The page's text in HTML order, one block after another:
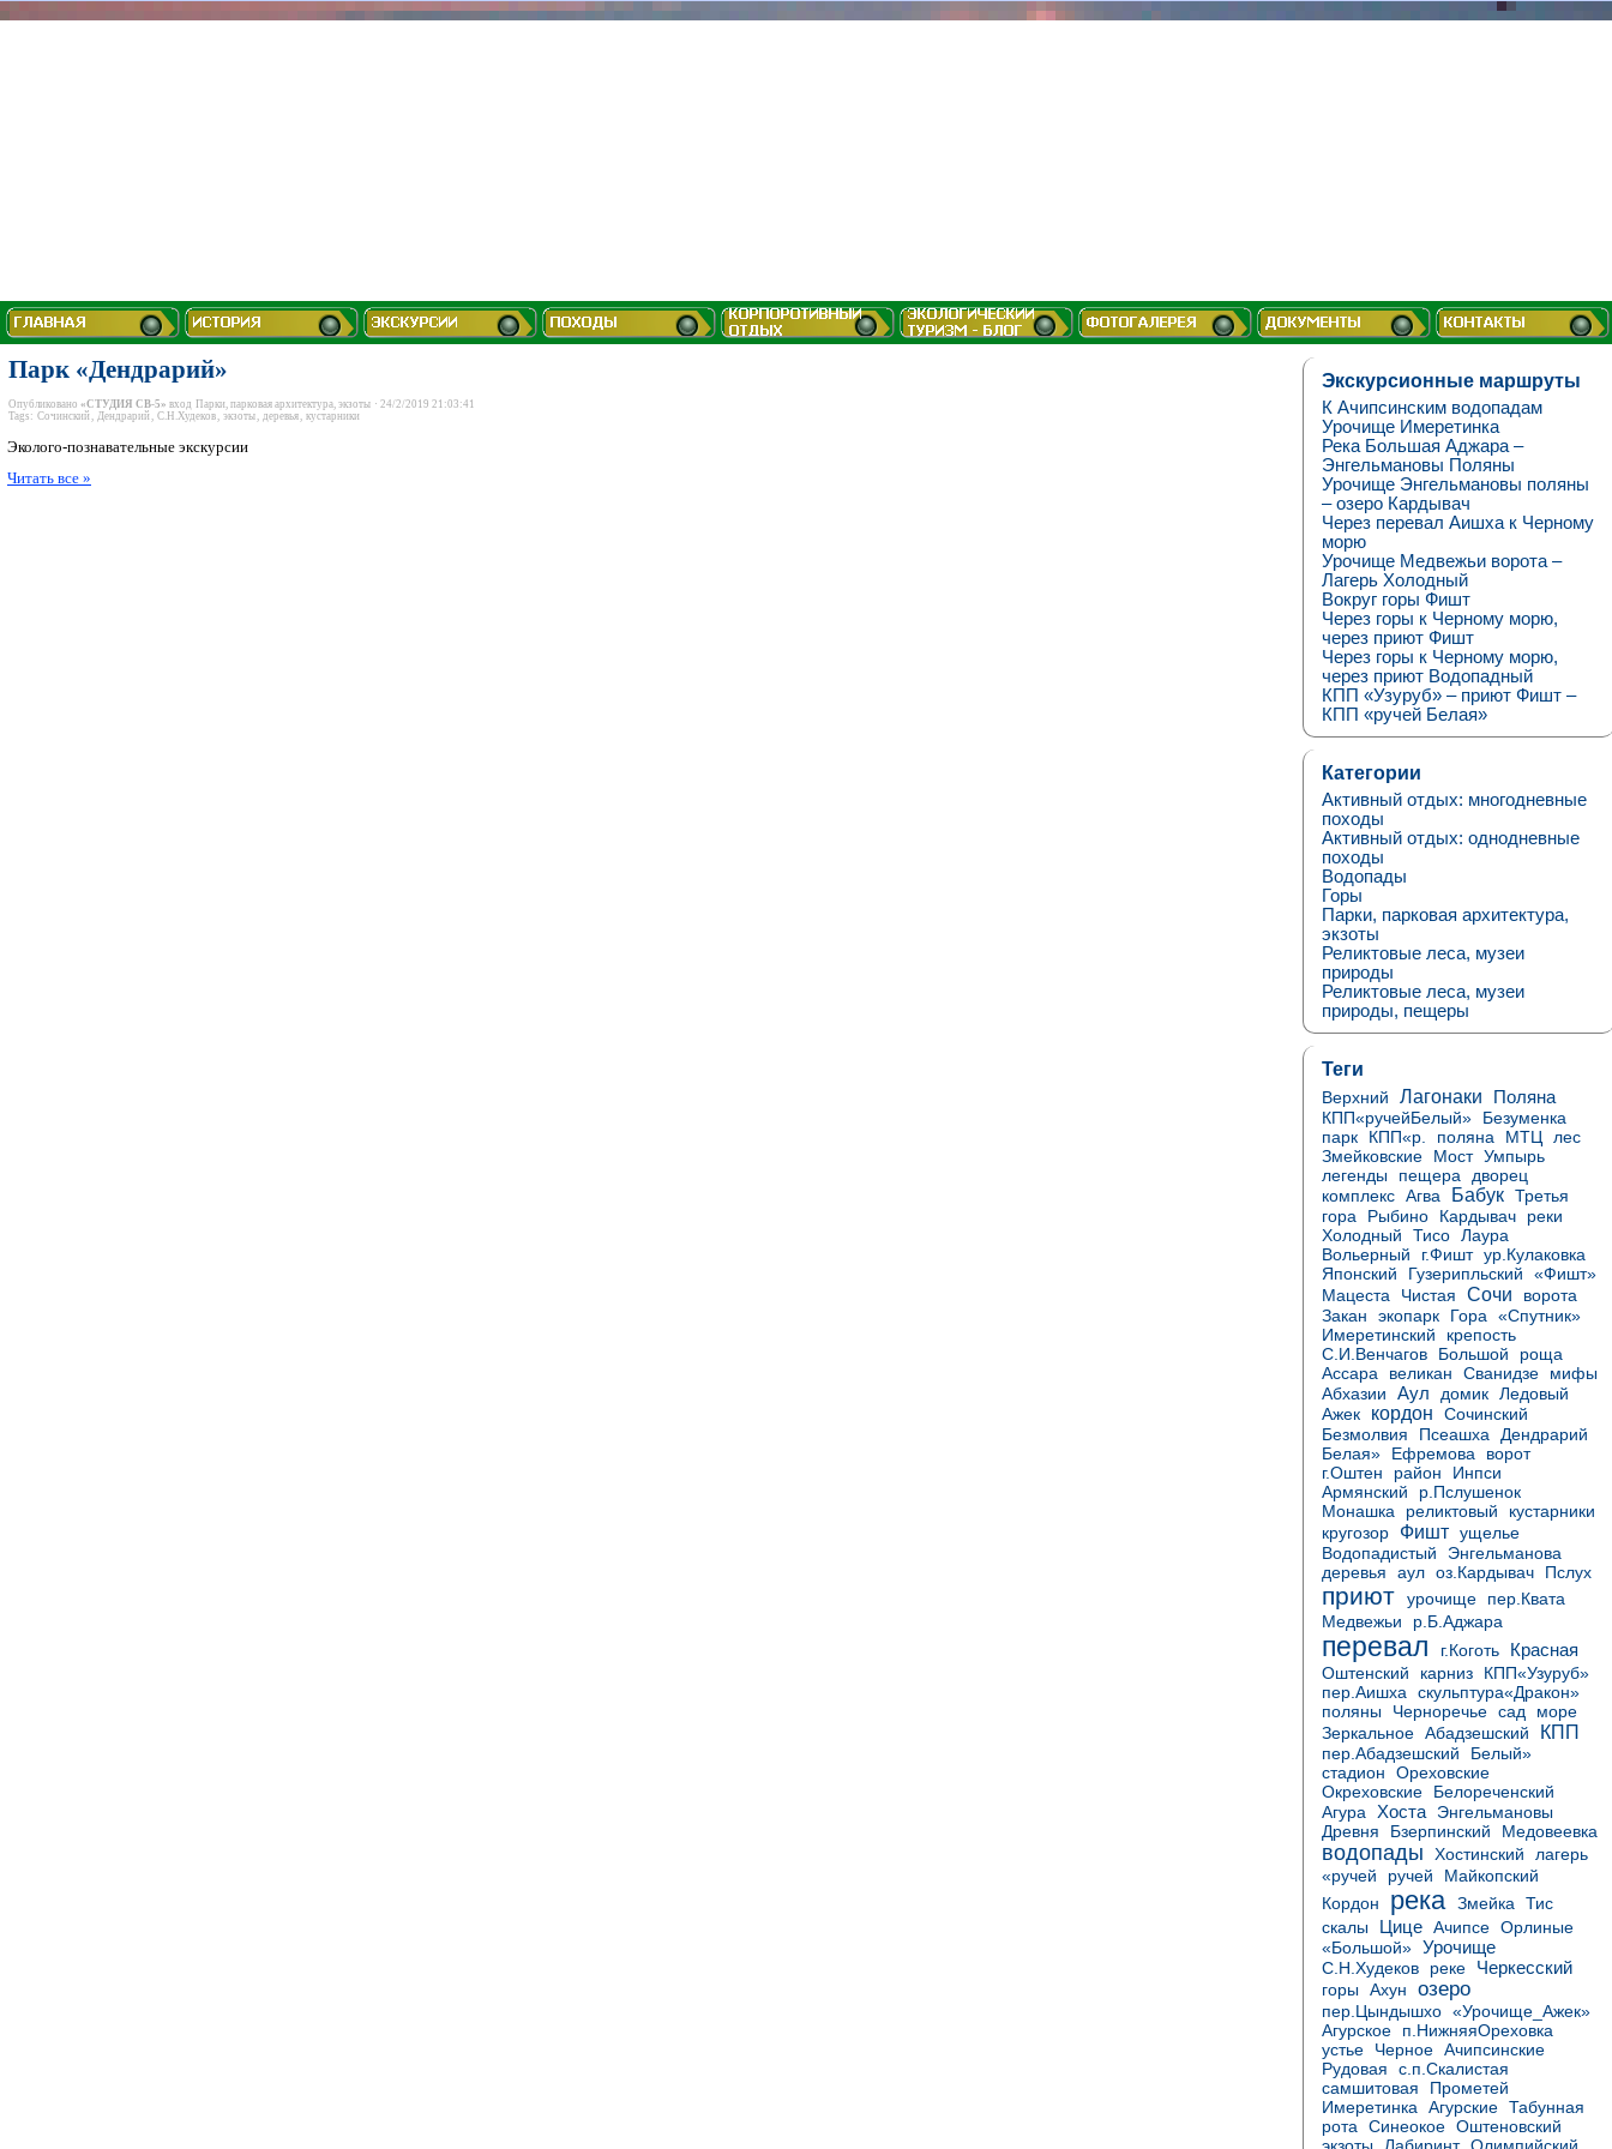
Парк «Дендрарий»
Опубликовано «СТУДИЯ СВ-5» вход Парки, парковая архитектура, экзоты · 24/2/2019 21:03:41
Tags: Сочинский, Дендрарий, С.Н.Худеков, экзоты, деревья, кустарники
Эколого-познавательные экскурсии
Читать все »
Экскурсионные маршруты
К Ачипсинским водопадам
Урочище Имеретинка
Река Большая Аджара –
Энгельмановы Поляны
Урочище Энгельмановы поляны
– озеро Кардывач
Через перевал Аишха к Черному
морю
Урочище Медвежьи ворота –
Лагерь Холодный
Вокруг горы Фишт
Через горы к Черному морю,
через приют Фишт
Через горы к Черному морю,
через приют Водопадный
КПП «Узуруб» – приют Фишт –
КПП «ручей Белая»
Категории
Активный отдых: многодневные
походы
Активный отдых: однодневные
походы
Водопады
Горы
Парки, парковая архитектура,
экзоты
Реликтовые леса, музеи
природы
Реликтовые леса, музеи
природы, пещеры
Теги
Верхний Лагонаки Поляна
КПП«ручейБелый»
Безуменка
парк
КПП«р. поляна МТЦ
лес
Змейковские
Мост Умпырь
легенды
пещера дворец
комплекс Агва Бабук Третья
гора
Рыбино Кардывач
реки
Холодный
Тисо Лаура
Вольерный
г.Фишт ур.Кулаковка
Японский
Гузерипльский
«Фишт»
Мацеста
Чистая Сочи
ворота
Закан
экопарк Гора «Спутник»
Имеретинский
крепость
С.И.Венчагов
Большой роща
Ассара великан Сванидзе
мифы
Абхазии
Аул домик Ледовый
Ажек
кордон
Сочинский
Безмолвия
Псеашха Дендрарий
Белая»
Ефремова
ворот
г.Оштен
район
Инпси
Армянский
р.Пслушенок
Монашка
реликтовый
кустарники
кругозор
Фишт ущелье
Водопадистый
Энгельманова
деревья
аул оз.Кардывач Пслух
приют урочище пер.Квата
Медвежьи р.Б.Аджара
перевал г.Коготь Красная
Оштенский карниз
КПП«Узуруб»
пер.Аишха скульптура«Дракон»
поляны
Черноречье сад море
Зеркальное Абадзешский КПП
пер.Абадзешский
Белый»
стадион
Ореховские
Окреховские
Белореченский
Агура
Хоста
Энгельмановы
Древня
Бзерпинский Медовеевка
водопады Хостинский
лагерь
«ручей
ручей
Майкопский
Кордон
река Змейка Тис
скалы
Цице Ачипсе Орлиные
«Большой» Урочище
С.Н.Худеков реке Черкесский
горы Ахун озеро
пер.Цындышхо «Урочище_Ажек»
Агурское
п.НижняяОреховка
устье
Черное Ачипсинские
Рудовая
с.п.Скалистая
самшитовая
Прометей
Имеретинка Агурские Табунная
рота Синеокое Оштеновский